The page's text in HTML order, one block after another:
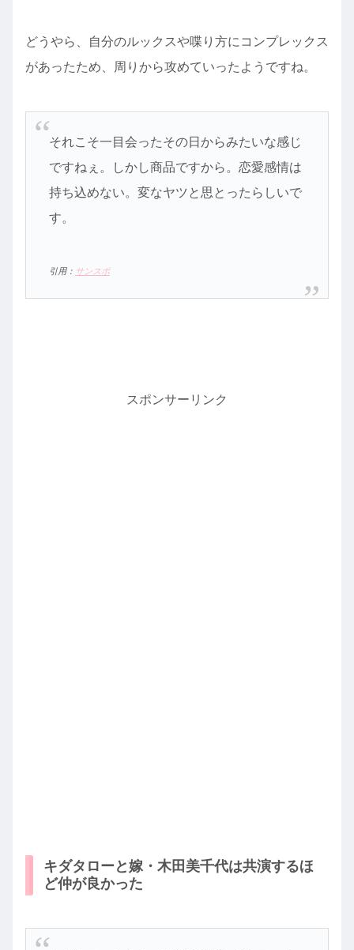
どうやら、自分のルックスや喋り方にコンプレックス
があったため、周りから攻めていったようですね。
それこそ一目会ったその日からみたいな感じ
ですねぇ。しかし商品ですから。恋愛感情は
持ち込めない。変なヤツと思とったらしいで
す。
引用： サンスポ
スポンサーリンク
キダタローと嫁・木田美千代は共演するほ
ど仲が良かった